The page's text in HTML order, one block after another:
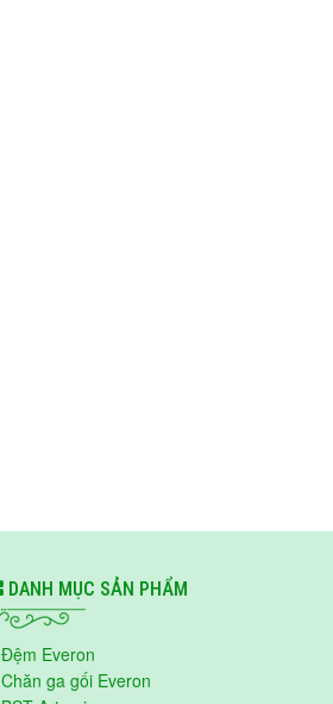
DANH MỤC SẢN PHẨM
Đệm Everon
Chăn ga gối Everon